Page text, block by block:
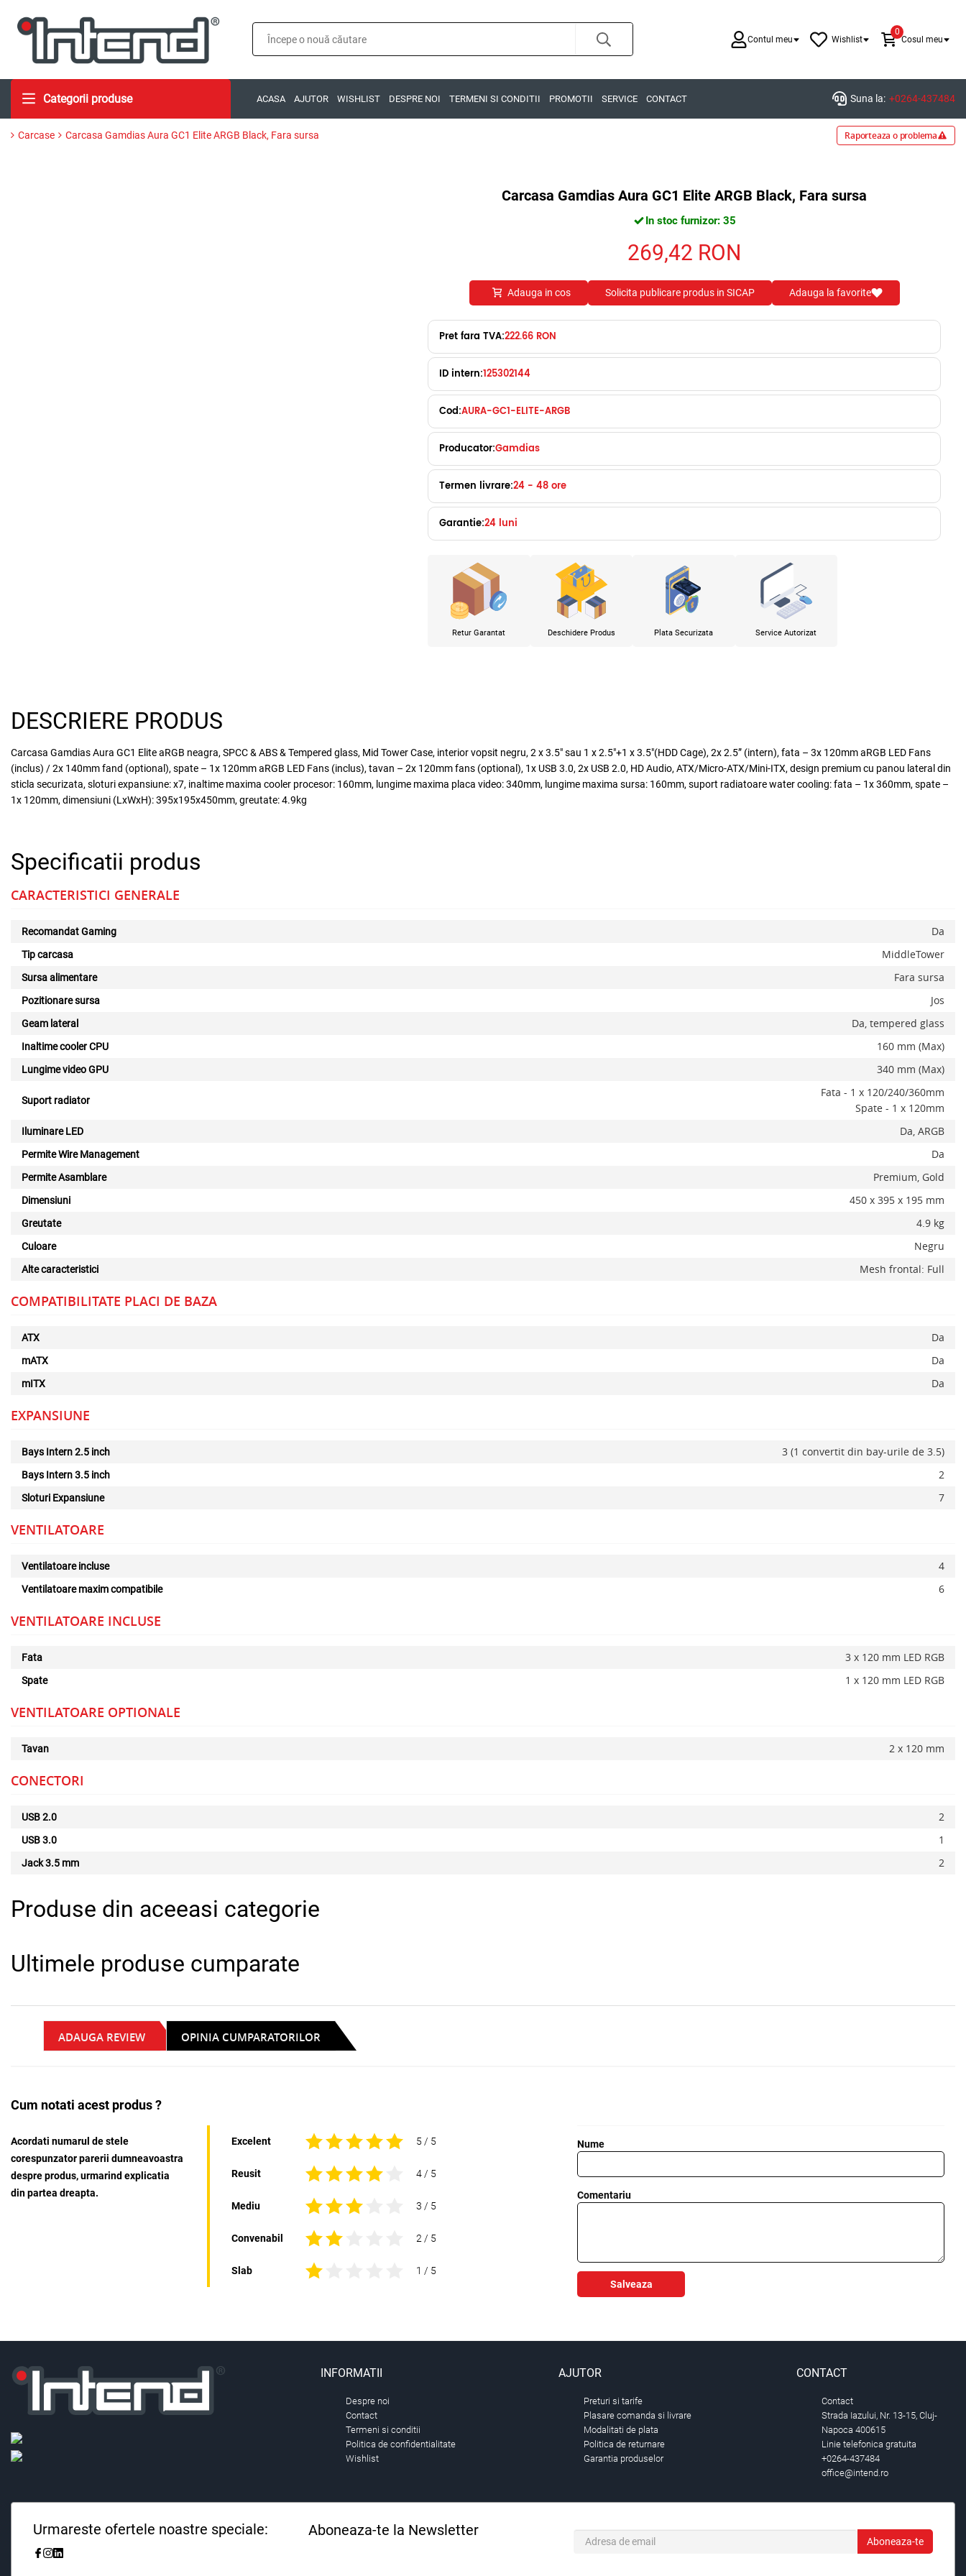
Contul meu Wishlist
0
Cosul meu
Categorii produse ACASA AJUTOR WISHLIST DESPRE NOI TERMENI SI CONDITII PROMOTII SERVICE CONTACT Suna la: +0264-437484
Carcase Carcasa Gamdias Aura GC1 Elite ARGB Black, Fara sursa Raporteaza o problema
Carcasa Gamdias Aura GC1 Elite ARGB Black, Fara sursa
In stoc furnizor: 35
269,42 RON
Adauga in cos Solicita publicare produs in SICAP Adauga la favorite
Pret fara TVA:222.66 RON
ID intern:125302144
Cod:AURA-GC1-ELITE-ARGB
Producator:Gamdias
Termen livrare:24 - 48 ore
Garantie:24 luni
Retur Garantat Deschidere Produs Plata Securizata Service Autorizat
DESCRIERE PRODUS
Carcasa Gamdias Aura GC1 Elite aRGB neagra, SPCC & ABS & Tempered glass, Mid Tower Case, interior vopsit negru, 2 x 3.5" sau 1 x 2.5"+1 x 3.5"(HDD Cage), 2x 2.5” (intern), fata – 3x 120mm aRGB LED Fans
(inclus) / 2x 140mm fand (optional), spate – 1x 120mm aRGB LED Fans (inclus), tavan – 2x 120mm fans (optional), 1x USB 3.0, 2x USB 2.0, HD Audio, ATX/Micro-ATX/Mini-ITX, design premium cu panou lateral din
sticla securizata, sloturi expansiune: x7, inaltime maxima cooler procesor: 160mm, lungime maxima placa video: 340mm, lungime maxima sursa: 160mm, suport radiatoare water cooling: fata – 1x 360mm, spate –
1x 120mm, dimensiuni (LxWxH): 395x195x450mm, greutate: 4.9kg
Specificatii produs
CARACTERISTICI GENERALE
Recomandat Gaming Da
Tip carcasa MiddleTower
Sursa alimentare Fara sursa
Pozitionare sursa Jos
Geam lateral Da, tempered glass
Inaltime cooler CPU 160 mm (Max)
Lungime video GPU 340 mm (Max)
Suport radiator
Fata - 1 x 120/240/360mm
Spate - 1 x 120mm
Iluminare LED Da, ARGB
Permite Wire Management Da
Permite Asamblare Premium, Gold
Dimensiuni 450 x 395 x 195 mm
Greutate 4.9 kg
Culoare Negru
Alte caracteristici Mesh frontal: Full
COMPATIBILITATE PLACI DE BAZA
ATX Da
mATX Da
mITX Da
EXPANSIUNE
Bays Intern 2.5 inch 3 (1 convertit din bay-urile de 3.5)
Bays Intern 3.5 inch 2
Sloturi Expansiune 7
VENTILATOARE
Ventilatoare incluse 4
Ventilatoare maxim compatibile 6
VENTILATOARE INCLUSE
Fata 3 x 120 mm LED RGB
Spate 1 x 120 mm LED RGB
VENTILATOARE OPTIONALE
Tavan 2 x 120 mm
CONECTORI
USB 2.0 2
USB 3.0 1
Jack 3.5 mm 2
Produse din aceeasi categorie
Ultimele produse cumparate
ADAUGA REVIEW OPINIA CUMPARATORILOR
Cum notati acest produs ?
Acordati numarul de stele
corespunzator parerii dumneavoastra
despre produs, urmarind explicatia
din partea dreapta.
Excelent 5 / 5
Reusit 4 / 5
Mediu 3 / 5
Convenabil 2 / 5
Slab 1 / 5
Nume
Comentariu
Salveaza
x
INFORMATII
Despre noi
Contact
Termeni si conditii
Politica de confidentialitate
Wishlist
AJUTOR
Preturi si tarife
Plasare comanda si livrare
Modalitati de plata
Politica de returnare
Garantia produselor
CONTACT
Contact
Strada Iazului, Nr. 13-15, Cluj-
Napoca 400615
Linie telefonica gratuita
+0264-437484
office@intend.ro
Urmareste ofertele noastre speciale: Aboneaza-te la Newsletter
Aboneaza-te